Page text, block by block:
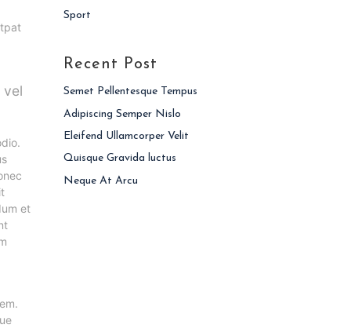
vel
et
Sport
Recent Post
Semet Pellentesque Tempus
Adipiscing Semper Nislo
Eleifend Ullamcorper Velit
Quisque Gravida luctus
Neque At Arcu